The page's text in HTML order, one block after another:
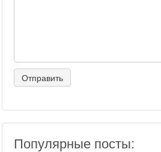
Популярные посты: